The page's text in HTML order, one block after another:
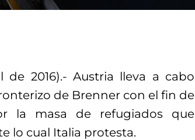
de 2016).- Austria lleva a cabo
de Brenner con el fin de
la masa de refugiados que
lo cual Italia protesta.